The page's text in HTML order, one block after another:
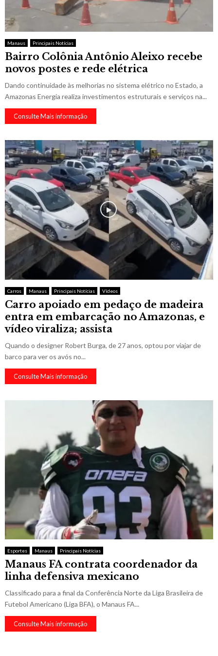
Manaus Principais Notícias
Bairro Colônia Antônio Aleixo recebe
novos postes e rede elétrica
Dando continuidade às melhorias no sistema elétrico no Estado, a
Amazonas Energia realiza investimentos estruturais e serviços na...
Consulte Mais informação
Carros Manaus Principais Notícias Vídeos
Carro apoiado em pedaço de madeira
entra em embarcação no Amazonas, e
vídeo viraliza; assista
Quando o designer Robert Burga, de 27 anos, optou por viajar de
barco para ver os avós no...
Consulte Mais informação
Esportes Manaus Principais Notícias
Manaus FA contrata coordenador da
linha defensiva mexicano
Classificado para a final da Conferência Norte da Liga Brasileira de
Futebol Americano (Liga BFA), o Manaus FA...
Consulte Mais informação